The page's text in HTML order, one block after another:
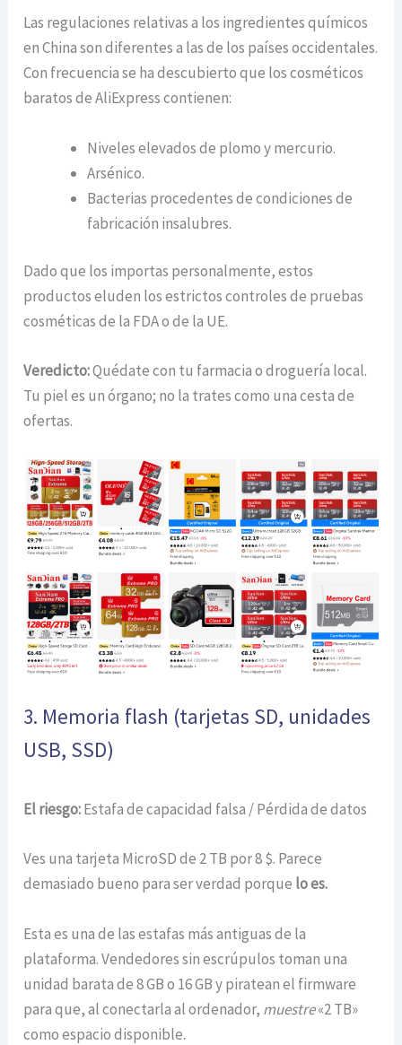
Las regulaciones relativas a los ingredientes químicos
en China son diferentes a las de los países occidentales.
Con frecuencia se ha descubierto que los cosméticos
baratos de AliExpress contienen:
Niveles elevados de plomo y mercurio.
Arsénico.
Bacterias procedentes de condiciones de
fabricación insalubres.
Dado que los importas personalmente, estos
productos eluden los estrictos controles de pruebas
cosméticas de la FDA o de la UE.
Veredicto:Quédate con tu farmacia o droguería local.
Tu piel es un órgano; no la trates como una cesta de
ofertas.
3. Memoria flash (tarjetas SD, unidades
USB, SSD)
El riesgo:Estafa de capacidad falsa / Pérdida de datos
Ves una tarjeta MicroSD de 2 TB por 8 $. Parece
demasiado bueno para ser verdad porque lo es.
Esta es una de las estafas más antiguas de la
plataforma. Vendedores sin escrúpulos toman una
unidad barata de 8 GB o 16 GB y piratean el firmware
para que, al conectarla al ordenador, muestre«2 TB»
como espacio disponible.